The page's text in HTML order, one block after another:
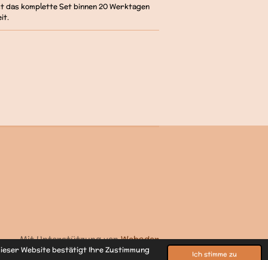
Website bestätigt Ihre Zustimmung Ich stimme zu
das komplette Set binnen 20 Werktagen
Mit Unterstützung vonWebador